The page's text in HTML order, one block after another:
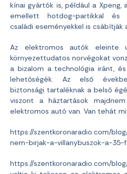
kínai gyártók is, például a Xpeng,
emellett hotdog-partikkal és
családi eseményekkel is csábítják
Az elektromos autók eleinte
környezettudatos norvégokat
a bizalom a technológia iránt,
lehetőségék. Az első
biztonsági tartaléknak a belső
viszont a háztartások
elektromos autó van. Van tehát
https://szentkoronaradio.com/
nem-birjak-a-villanybuszok-a-35-
https://szentkoronaradio.com/